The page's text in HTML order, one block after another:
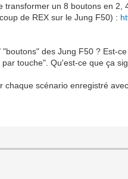
un 8 boutons en
de REX sur le Jung F50) :
des Jung F50 ? Est-
touche". Qu'est-ce que ça
scénario enregistré